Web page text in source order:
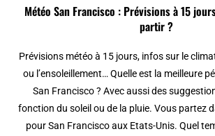
Météo San Francisco : Prévisions à 15
partir ?
Prévisions météo à 15 jours, infos sur le
ou l’ensoleillement… Quelle est la meilleure
San Francisco ? Avec aussi des
fonction du soleil ou de la pluie. Vous partez
pour San Francisco aux Etats-Unis. Quel